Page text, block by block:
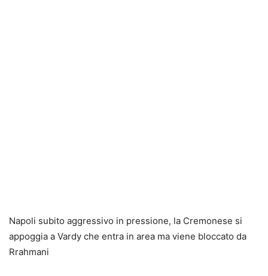
Napoli subito aggressivo in pressione, la Cremonese si
appoggia a Vardy che entra in area ma viene bloccato da
Rrahmani